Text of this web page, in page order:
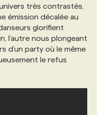
très contrastés,
émission décalée au
glorifient
l’autre nous plongeant
d’un party où le même
le refus